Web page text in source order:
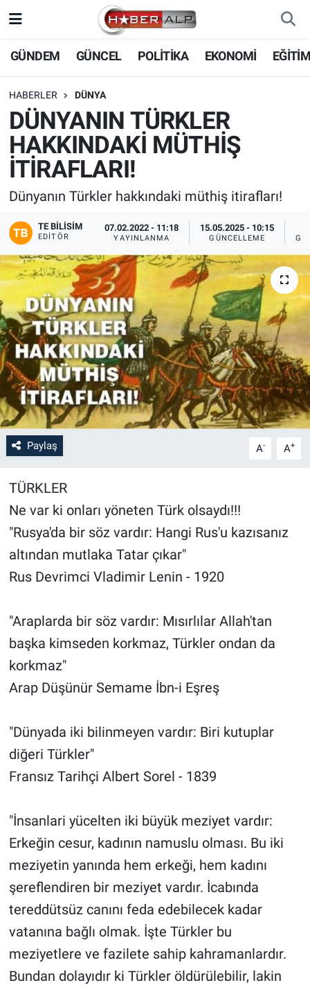
GÜNDEM GÜNCEL POLİTİKA EKONOMİ
HABERLER DÜNYA
DÜNYANIN TÜRKLER
HAKKINDAKİ MÜTHİŞ
İTİRAFLARI!
Dünyanın Türkler hakkındaki müthiş itirafları!
TE BILISIM
EDITÖR
07.02.2022 - 11:18
YAYINLANMA
15.05.2025 - 10:15
GÜNCELLEME
Paylaş A- A+
TÜRKLER
Ne var ki onları yöneten Türk olsaydı!!!
"Rusya'da bir söz vardır: Hangi Rus'u kazısanız
altından mutlaka Tatar çıkar"
Rus Devrimci Vladimir Lenin - 1920
"Araplarda bir söz vardır: Mısırlılar Allah'tan
başka kimseden korkmaz, Türkler ondan da
korkmaz"
Arap Düşünür Semame İbn-i Eşreş
"Dünyada iki bilinmeyen vardır: Biri kutuplar
diğeri Türkler"
Fransız Tarihçi Albert Sorel - 1839
"İnsanlari yücelten iki büyük meziyet vardır:
Erkeğin cesur, kadının namuslu olması. Bu iki
meziyetin yanında hem erkeği, hem kadını
şereflendiren bir meziyet vardır. İcabında
tereddütsüz canını feda edebilecek kadar
vatanına bağlı olmak. İşte Türkler bu
meziyetlere ve fazilete sahip kahramanlardır.
Bundan dolayıdır ki Türkler öldürülebilir, lakin
Nöbetçi Eczaneler
Hava Durumu
Trafik Durumu
Süper Lig Puan Durumu ve Fikstür
Tüm Manşetler
Son Dakika Haberleri
Haber Arşivi